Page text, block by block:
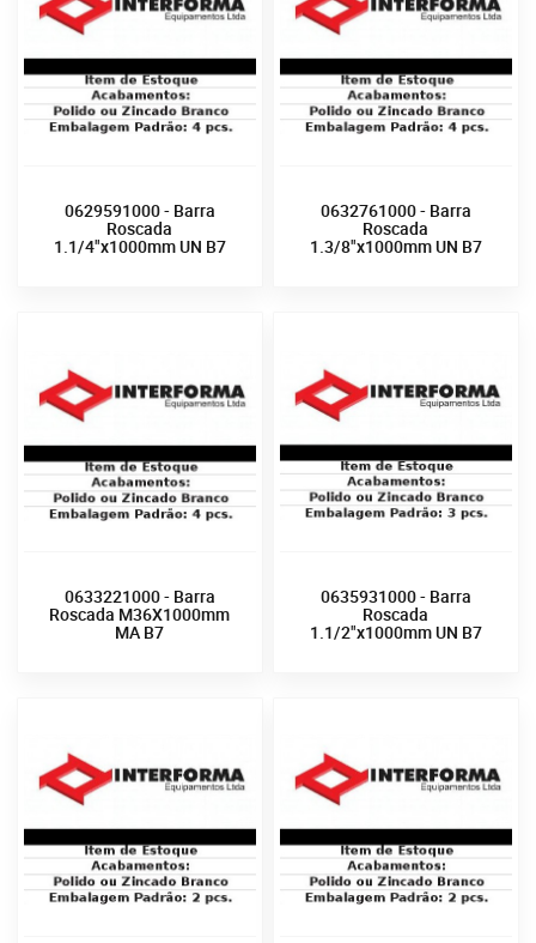
0629591000 - Barra
Roscada
1.1/4"x1000mm UN B7
0632761000 - Barra
Roscada
1.3/8"x1000mm UN B7
0633221000 - Barra
Roscada M36X1000mm
MA B7
0635931000 - Barra
Roscada
1.1/2"x1000mm UN B7